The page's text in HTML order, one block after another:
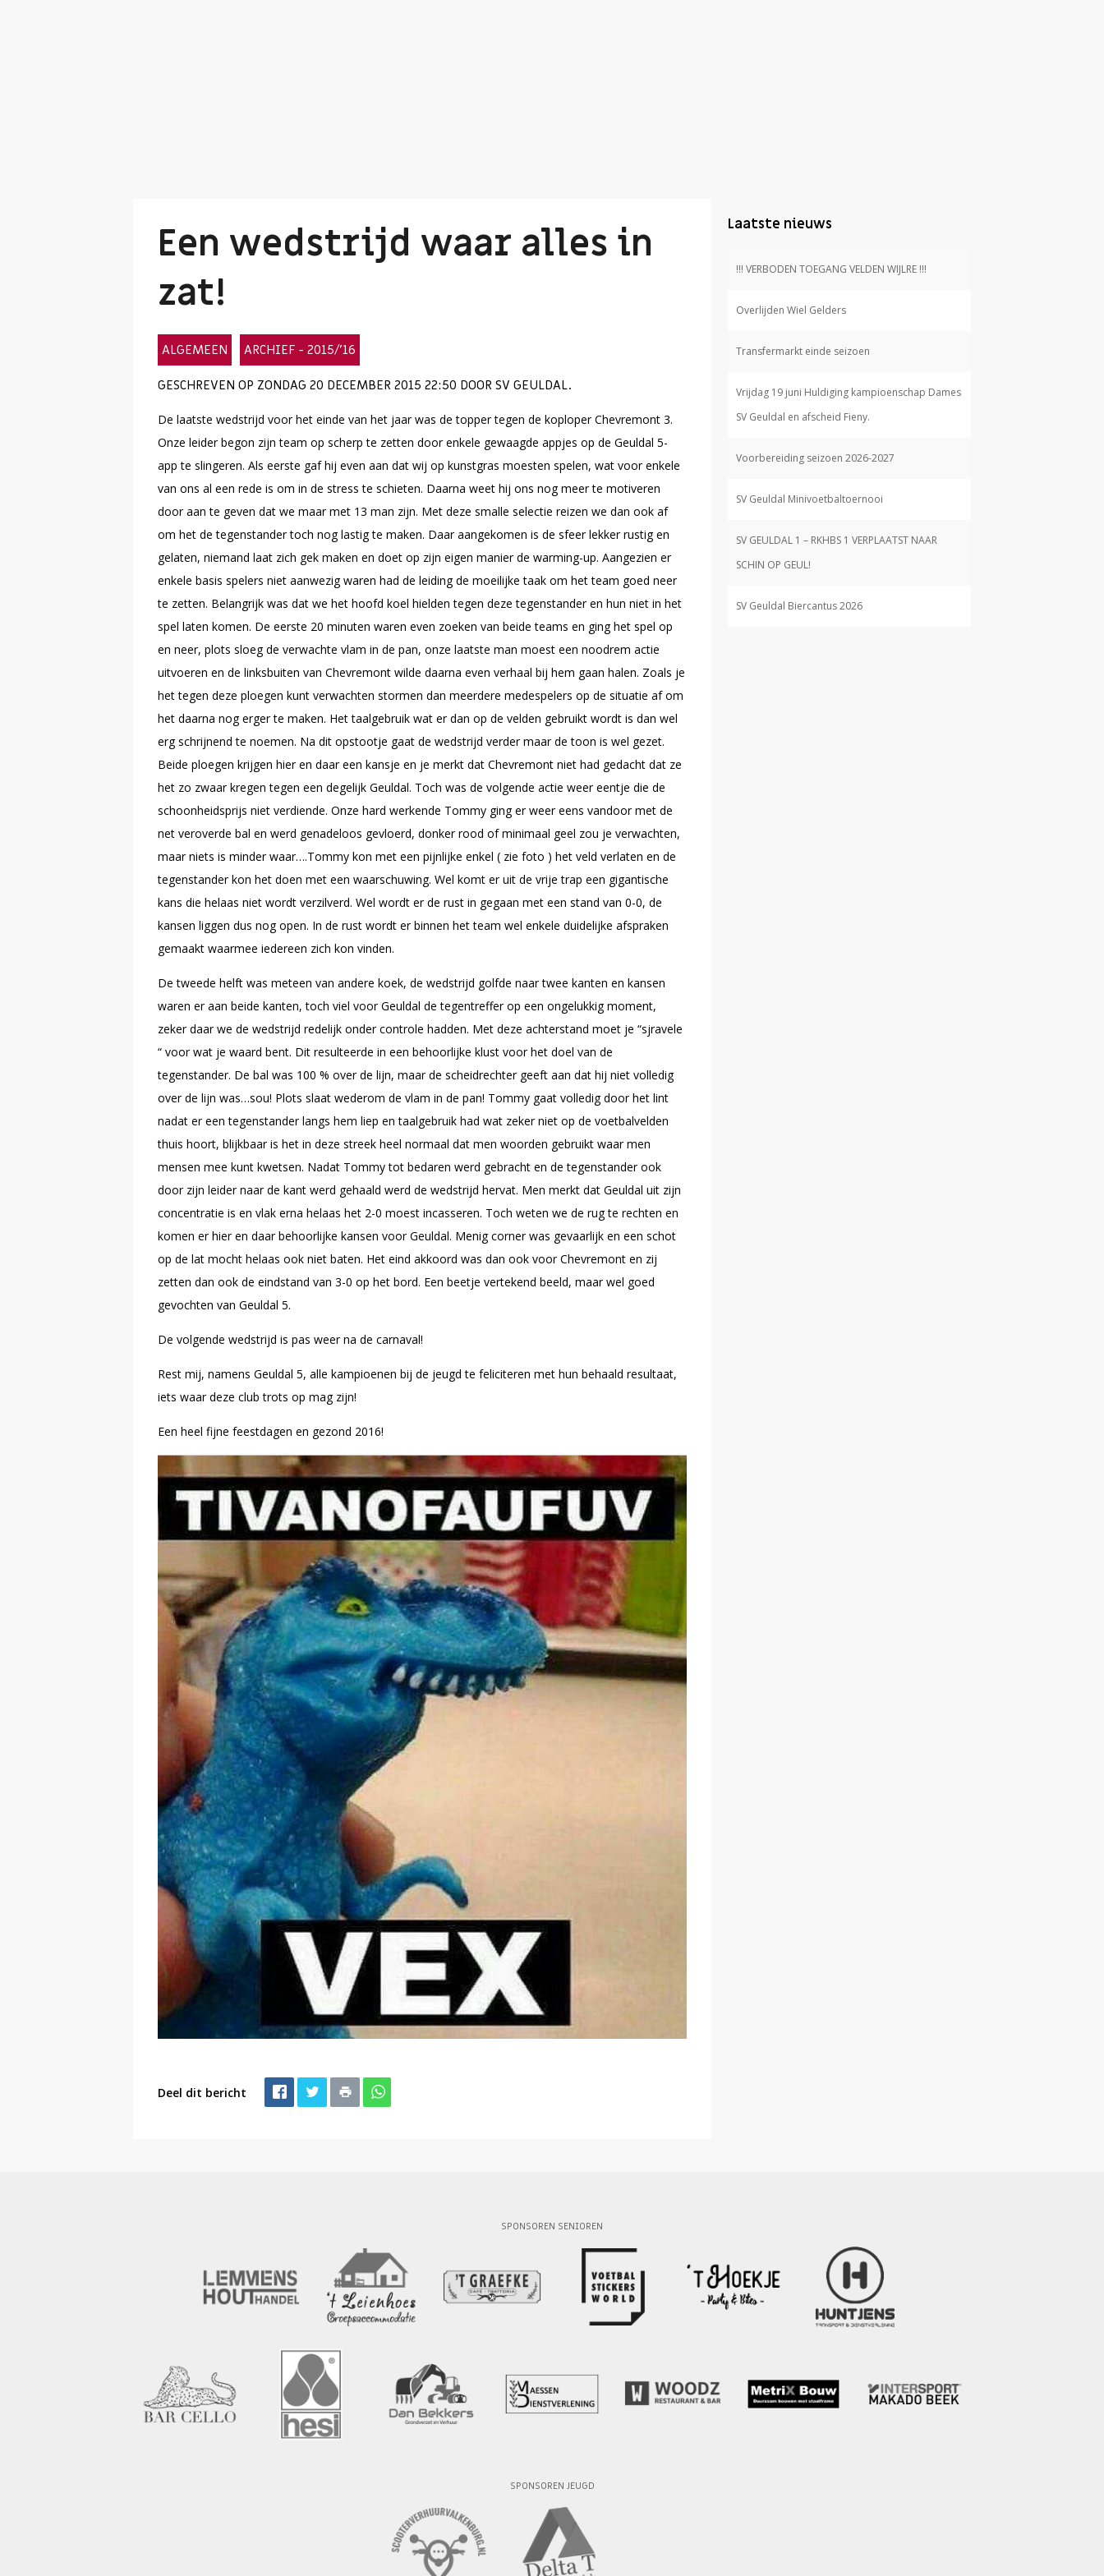
Een wedstrijd waar alles in
zat!
ALGEMEEN
ARCHIEF - 2015/'16
GESCHREVEN OP ZONDAG 20 DECEMBER 2015 22:50 DOOR SV GEULDAL.
De laatste wedstrijd voor het einde van het jaar was de topper tegen de koploper Chevremont 3.
Onze leider begon zijn team op scherp te zetten door enkele gewaagde appjes op de Geuldal 5-
app te slingeren. Als eerste gaf hij even aan dat wij op kunstgras moesten spelen, wat voor enkele
van ons al een rede is om in de stress te schieten. Daarna weet hij ons nog meer te motiveren
door aan te geven dat we maar met 13 man zijn. Met deze smalle selectie reizen we dan ook af
om het de tegenstander toch nog lastig te maken. Daar aangekomen is de sfeer lekker rustig en
gelaten, niemand laat zich gek maken en doet op zijn eigen manier de warming-up. Aangezien er
enkele basis spelers niet aanwezig waren had de leiding de moeilijke taak om het team goed neer
te zetten. Belangrijk was dat we het hoofd koel hielden tegen deze tegenstander en hun niet in het
spel laten komen. De eerste 20 minuten waren even zoeken van beide teams en ging het spel op
en neer, plots sloeg de verwachte vlam in de pan, onze laatste man moest een noodrem actie
uitvoeren en de linksbuiten van Chevremont wilde daarna even verhaal bij hem gaan halen. Zoals je
het tegen deze ploegen kunt verwachten stormen dan meerdere medespelers op de situatie af om
het daarna nog erger te maken. Het taalgebruik wat er dan op de velden gebruikt wordt is dan wel
erg schrijnend te noemen. Na dit opstootje gaat de wedstrijd verder maar de toon is wel gezet.
Beide ploegen krijgen hier en daar een kansje en je merkt dat Chevremont niet had gedacht dat ze
het zo zwaar kregen tegen een degelijk Geuldal. Toch was de volgende actie weer eentje die de
schoonheidsprijs niet verdiende. Onze hard werkende Tommy ging er weer eens vandoor met de
net veroverde bal en werd genadeloos gevloerd, donker rood of minimaal geel zou je verwachten,
maar niets is minder waar….Tommy kon met een pijnlijke enkel ( zie foto ) het veld verlaten en de
tegenstander kon het doen met een waarschuwing. Wel komt er uit de vrije trap een gigantische
kans die helaas niet wordt verzilverd. Wel wordt er de rust in gegaan met een stand van 0-0, de
kansen liggen dus nog open. In de rust wordt er binnen het team wel enkele duidelijke afspraken
gemaakt waarmee iedereen zich kon vinden.
De tweede helft was meteen van andere koek, de wedstrijd golfde naar twee kanten en kansen
waren er aan beide kanten, toch viel voor Geuldal de tegentreffer op een ongelukkig moment,
zeker daar we de wedstrijd redelijk onder controle hadden. Met deze achterstand moet je “sjravele
“ voor wat je waard bent. Dit resulteerde in een behoorlijke klust voor het doel van de
tegenstander. De bal was 100 % over de lijn, maar de scheidrechter geeft aan dat hij niet volledig
over de lijn was…sou! Plots slaat wederom de vlam in de pan! Tommy gaat volledig door het lint
nadat er een tegenstander langs hem liep en taalgebruik had wat zeker niet op de voetbalvelden
thuis hoort, blijkbaar is het in deze streek heel normaal dat men woorden gebruikt waar men
mensen mee kunt kwetsen. Nadat Tommy tot bedaren werd gebracht en de tegenstander ook
door zijn leider naar de kant werd gehaald werd de wedstrijd hervat. Men merkt dat Geuldal uit zijn
concentratie is en vlak erna helaas het 2-0 moest incasseren. Toch weten we de rug te rechten en
komen er hier en daar behoorlijke kansen voor Geuldal. Menig corner was gevaarlijk en een schot
op de lat mocht helaas ook niet baten. Het eind akkoord was dan ook voor Chevremont en zij
zetten dan ook de eindstand van 3-0 op het bord. Een beetje vertekend beeld, maar wel goed
gevochten van Geuldal 5.
De volgende wedstrijd is pas weer na de carnaval!
Rest mij, namens Geuldal 5, alle kampioenen bij de jeugd te feliciteren met hun behaald resultaat,
iets waar deze club trots op mag zijn!
Een heel fijne feestdagen en gezond 2016!
Deel dit bericht
Laatste nieuws
!!! VERBODEN TOEGANG VELDEN WIJLRE !!!
Overlijden Wiel Gelders
Transfermarkt einde seizoen
Vrijdag 19 juni Huldiging kampioenschap Dames
SV Geuldal en afscheid Fieny.
Voorbereiding seizoen 2026-2027
SV Geuldal Minivoetbaltoernooi
SV GEULDAL 1 – RKHBS 1 VERPLAATST NAAR
SCHIN OP GEUL!
SV Geuldal Biercantus 2026
SPONSOREN SENIOREN
SPONSOREN JEUGD